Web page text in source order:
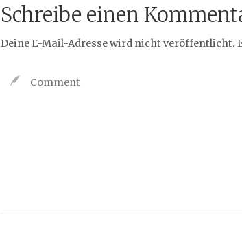
Schreibe einen
Deine E-Mail-Adresse wird nicht veröffentlicht.